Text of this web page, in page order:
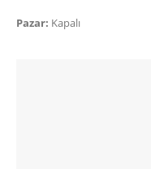
Pazar: Kapalı